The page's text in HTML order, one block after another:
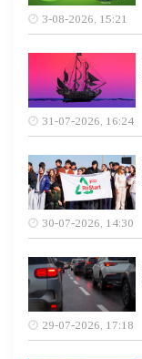
3-08-2026, 15:21
31-07-2026, 16:24
30-07-2026, 14:30
29-07-2026, 17:18